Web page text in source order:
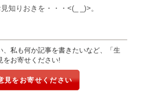
知りおきを・・・<(_ _)>。
、私も何か記事を書きたいなど、「生
をお寄せください!
見をお寄せください